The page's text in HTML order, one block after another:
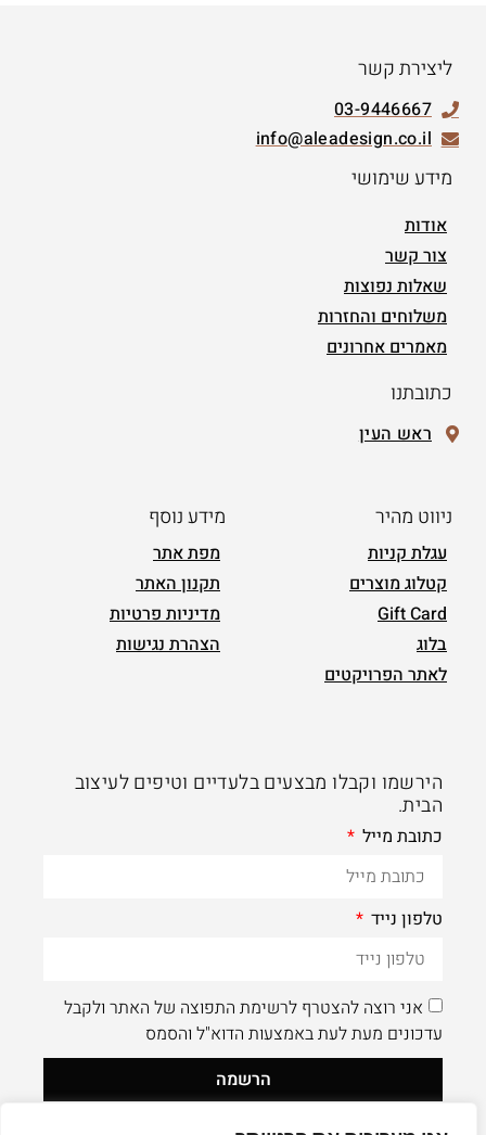
ליצירת קשר
03-9446667
info@aleadesign.co.il
מידע שימושי
אודות
צור קשר
שאלות נפוצות
משלוחים והחזרות
מאמרים אחרונים
כתובתנו
ראש העין
ניווט מהיר
עגלת קניות
קטלוג מוצרים
Gift Card
בלוג
לאתר הפרויקטים
מידע נוסף
מפת אתר
תקנון האתר
מדיניות פרטיות
הצהרת נגישות
הירשמו וקבלו מבצעים בלעדיים וטיפים לעיצוב
הבית.
כתובת מייל
טלפון נייד
אני רוצה להצטרף לרשימת התפוצה של האתר ולקבל
עדכונים מעת לעת באמצעות הדוא"ל והסמס
הרשמה